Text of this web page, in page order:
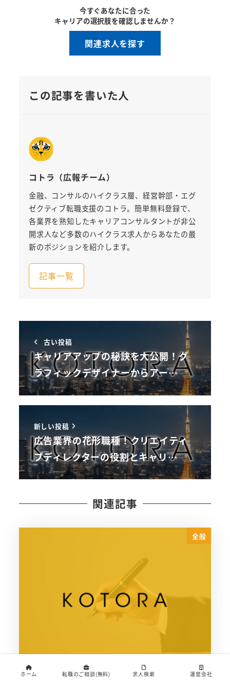
今すぐあなたに合った
キャリアの選択肢を確認しませんか？
関連求人を探す
この記事を書いた人
コトラ（広報チーム）
金融、コンサルのハイクラス層、経営幹部・エグ
ゼクティブ転職支援のコトラ。簡単無料登録で、
各業界を熟知したキャリアコンサルタントが非公
開求人など多数のハイクラス求人からあなたの最
新のポジションを紹介します。
記事一覧
古い投稿
キャリアアップの秘訣を大公開！グ
ラフィックデザイナーからアー…
新しい投稿
広告業界の花形職種！クリエイティ
ブディレクターの役割とキャリ…
関連記事
全般
ホーム 転職のご相談(無料) 求人検索 運営会社